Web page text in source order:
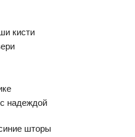
кисти
надеждой
шторы